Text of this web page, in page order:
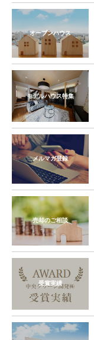
オープンハウス
モデルハウス特集
メルマガ登録
売却のご相談
受賞実績